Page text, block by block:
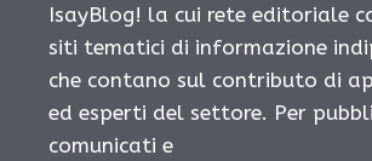
IsayBlog! la cui rete editoriale
siti tematici di informazione
che contano sul contributo di
ed esperti del settore. Per
comunicati e